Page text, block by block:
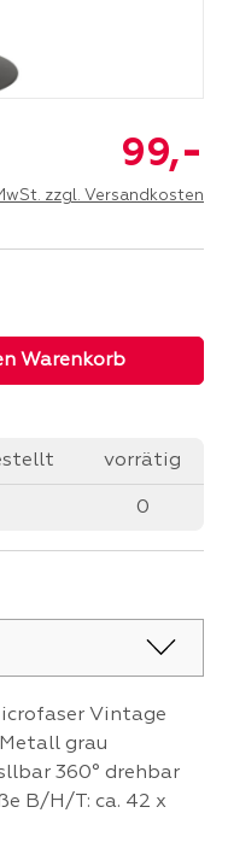
99,-
zzgl. Versandkosten
gewünschten
Warenkorb
vorrätig
0
Vintage
grau
360° drehbar
B/H/T: ca. 42 x